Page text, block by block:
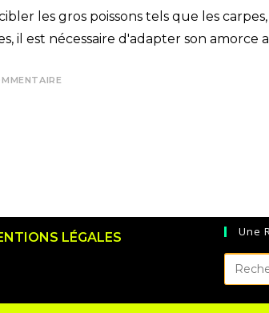
les gros poissons tels que les
il est nécessaire d'adapter son amorce
LÉGALES Une